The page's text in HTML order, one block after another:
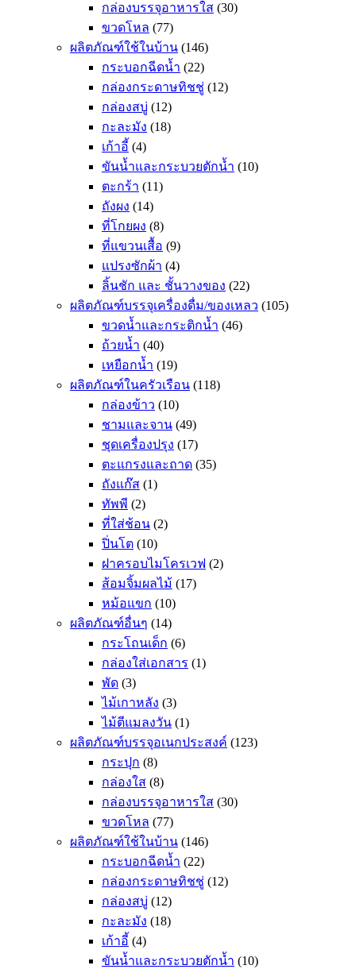
กล่องบรรจุอาหารใส (30)
ขวดโหล (77)
ผลิตภัณฑ์ใช้ในบ้าน (146)
กระบอกฉีดน้ำ (22)
กล่องกระดาษทิชชู่ (12)
กล่องสบู่ (12)
กะละมัง (18)
เก้าอี้ (4)
ขันน้ำและกระบวยตักน้ำ (10)
ตะกร้า (11)
ถังผง (14)
ที่โกยผง (8)
ที่แขวนเสื้อ (9)
แปรงซักผ้า (4)
ลิ้นชัก และ ชั้นวางของ (22)
ผลิตภัณฑ์บรรจุเครื่องดื่ม/ของเหลว (105)
ขวดน้ำและกระติกน้ำ (46)
ถ้วยน้ำ (40)
เหยือกน้ำ (19)
ผลิตภัณฑ์ในครัวเรือน (118)
กล่องข้าว (10)
ชามและจาน (49)
ชุดเครื่องปรุง (17)
ตะแกรงและถาด (35)
ถังแก๊ส (1)
ทัพพี (2)
ที่ใส่ช้อน (2)
ปิ่นโต (10)
ฝาครอบไมโครเวฟ (2)
ส้อมจิ้มผลไม้ (17)
หม้อแขก (10)
ผลิตภัณฑ์อื่นๆ (14)
กระโถนเด็ก (6)
กล่องใส่เอกสาร (1)
พัด (3)
ไม้เกาหลัง (3)
ไม้ตีแมลงวัน (1)
ผลิตภัณฑ์บรรจุอเนกประสงค์ (123)
กระปุก (8)
กล่องใส (8)
กล่องบรรจุอาหารใส (30)
ขวดโหล (77)
ผลิตภัณฑ์ใช้ในบ้าน (146)
กระบอกฉีดน้ำ (22)
กล่องกระดาษทิชชู่ (12)
กล่องสบู่ (12)
กะละมัง (18)
เก้าอี้ (4)
ขันน้ำและกระบวยตักน้ำ (10)